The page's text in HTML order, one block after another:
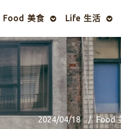
Food 美食 Life 生活
2024/04/18 Food